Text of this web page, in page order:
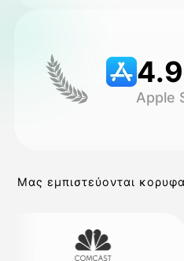
4.9
Apple
Μας εμπιστεύονται